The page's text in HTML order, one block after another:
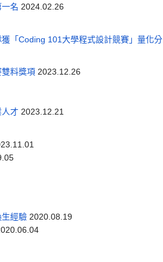
名 2024.02.26
「Coding 101大學程式設計競賽」量化分
料獎項2023.12.26
才2023.12.21
生經驗2020.08.19